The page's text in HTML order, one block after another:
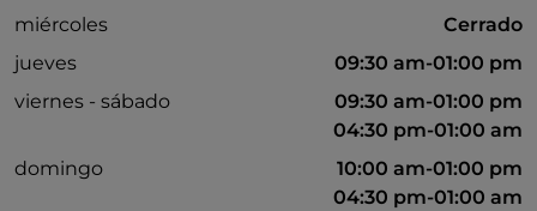
Baño para inválidos
Cocktail
Wi-Fi
miércoles
Cerrado
jueves
09:30 am-01:00 pm
viernes - sábado
09:30 am-01:00 pm
04:30 pm-01:00 am
domingo
10:00 am-01:00 pm
04:30 pm-01:00 am